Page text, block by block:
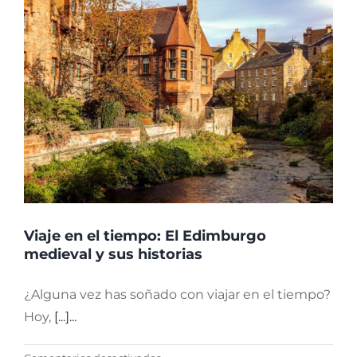
Viaje en el tiempo: El Edimburgo
medieval y sus historias
¿Alguna vez has soñado con viajar en el tiempo?
Hoy, [...]...